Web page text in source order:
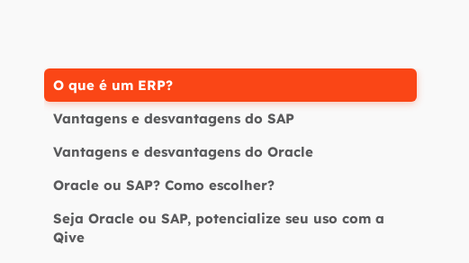
O que é um ERP?
Vantagens e desvantagens do SAP
Vantagens e desvantagens do Oracle
Oracle ou SAP? Como escolher?
Seja Oracle ou SAP, potencialize seu uso com a
Qive